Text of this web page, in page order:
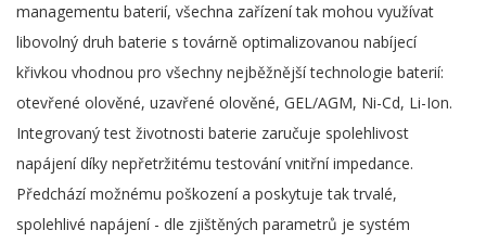
managementu baterií, všechna zařízení tak mohou využívat
libovolný druh baterie s továrně optimalizovanou nabíjecí
křivkou vhodnou pro všechny nejběžnější technologie baterií:
otevřené olověné, uzavřené olověné, GEL/AGM, Ni-Cd, Li-Ion.
Integrovaný test životnosti baterie zaručuje spolehlivost
napájení díky nepřetržitému testování vnitřní impedance.
Předchází možnému poškození a poskytuje tak trvalé,
spolehlivé napájení - dle zjištěných parametrů je systém